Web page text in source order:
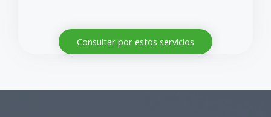
Consultar por estos servicios